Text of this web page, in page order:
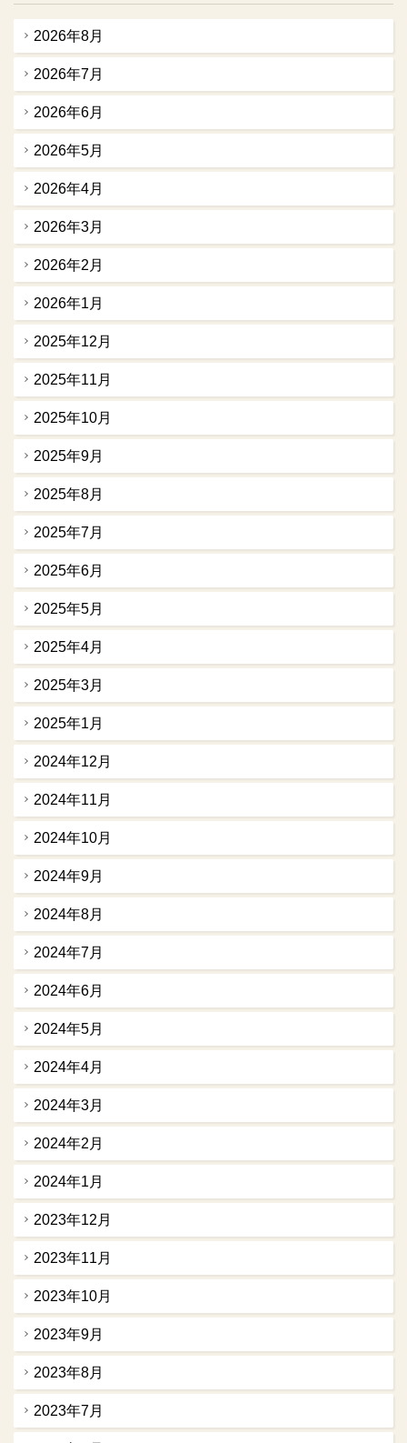
2026年8月
2026年7月
2026年6月
2026年5月
2026年4月
2026年3月
2026年2月
2026年1月
2025年12月
2025年11月
2025年10月
2025年9月
2025年8月
2025年7月
2025年6月
2025年5月
2025年4月
2025年3月
2025年1月
2024年12月
2024年11月
2024年10月
2024年9月
2024年8月
2024年7月
2024年6月
2024年5月
2024年4月
2024年3月
2024年2月
2024年1月
2023年12月
2023年11月
2023年10月
2023年9月
2023年8月
2023年7月